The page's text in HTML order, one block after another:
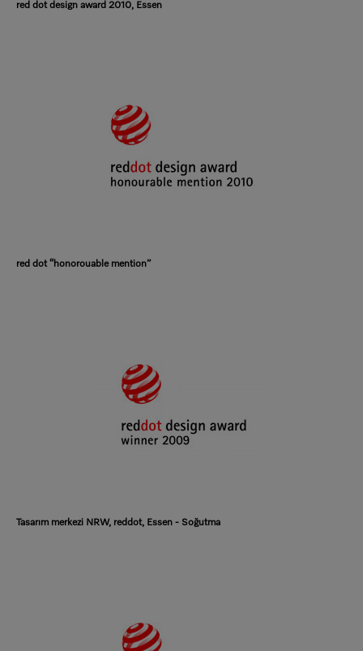
red dot design award 2010, Essen
red dot “honorouable mention”
Tasarım merkezi NRW, reddot, Essen - Soğutma